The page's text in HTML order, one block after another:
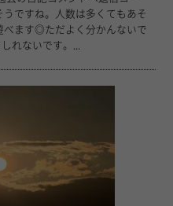
れないです。...